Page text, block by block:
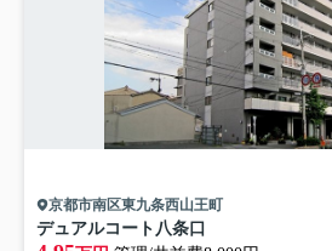
京都市南区東九条西山王町
デュアルコート八条口